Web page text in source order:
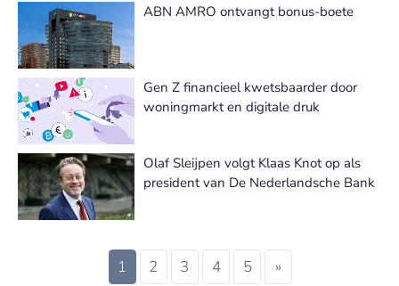
ABN AMRO ontvangt bonus-boete
Gen Z financieel kwetsbaarder door
woningmarkt en digitale druk
Olaf Sleijpen volgt Klaas Knot op als
president van De Nederlandsche Bank
1 2 3 4 5 »